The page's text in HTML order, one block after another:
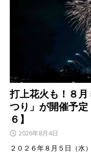
打上花火も！８
つり」が開催予
６】
2026年8月4日
２０２６年８月５日（水